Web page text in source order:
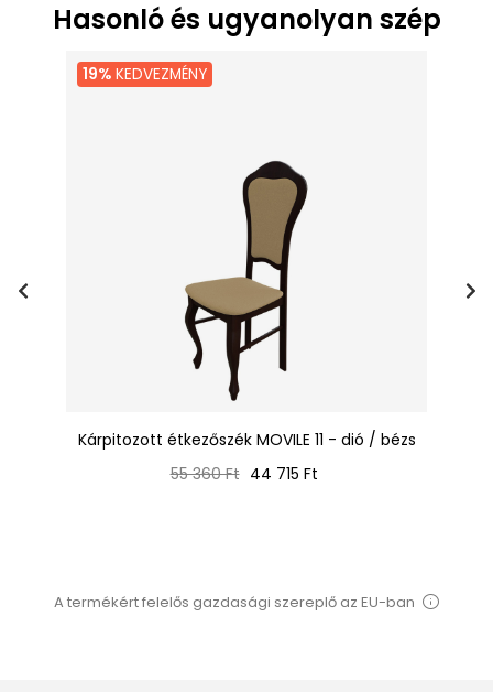
Hasonló és ugyanolyan szép
19% KEDVEZMÉNY
Kárpitozott étkezőszék MOVILE 11 - dió / bézs
Normál
55 360 Ft Ár
44 715 Ft
A termékért felelős gazdasági szereplő az EU-ban